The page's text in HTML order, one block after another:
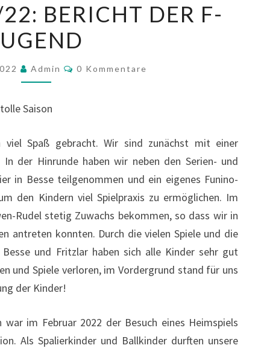
2021/22:
BERICHT
DER
F-
BERICHT DER F-
Admin Kommentare
0 Kommentare
Saison
viel Spaß gebracht. Wir sind zunächst mit einer
der Hinrunde haben wir neben den Serien- und
in Besse teilgenommen und ein eigenes Funino-
den Kindern viel Spielpraxis zu ermöglichen. Im
Rudel stetig Zuwachs bekommen, so dass wir in
antreten konnten. Durch die vielen Spiele und die
und Fritzlar haben sich alle Kinder sehr gut
und Spiele verloren, im Vordergrund stand für uns
der Kinder!
im Februar 2022 der Besuch eines Heimspiels
Als Spalierkinder und Ballkinder durften unsere